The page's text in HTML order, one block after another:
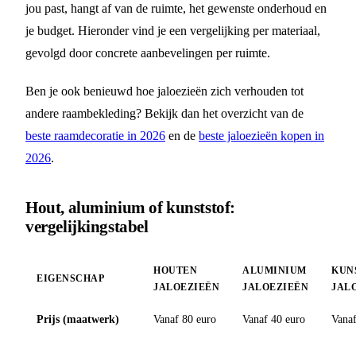
jou past, hangt af van de ruimte, het gewenste onderhoud en
je budget. Hieronder vind je een vergelijking per materiaal,
gevolgd door concrete aanbevelingen per ruimte.
Ben je ook benieuwd hoe jaloezieën zich verhouden tot
andere raambekleding? Bekijk dan het overzicht van de
beste raamdecoratie in 2026 en de beste jaloezieën kopen in
2026.
Hout, aluminium of kunststof:
vergelijkingstabel
EIGENSCHAP
HOUTEN
JALOEZIEËN
ALUMINIUM
JALOEZIEËN
Prijs (maatwerk) Vanaf 80 euro Vanaf 40 euro